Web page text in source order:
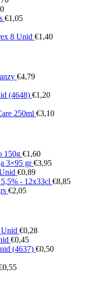
€1,05
8 Unid €1,40
€4,79
(4648) €1,20
250ml €3,10
150g €1,60
3×95 gr €3,95
€0,89
- 12x33cl €8,85
€2,05
€0,28
€0,45
(4637) €0,50
0,55